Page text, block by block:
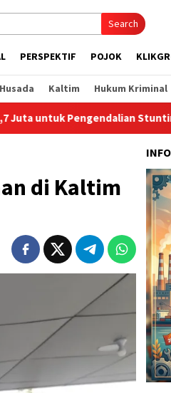
Search
PERSPEKTIF POJOK
Kaltim Hukum Kriminal
Pengendalian Stunting di Kota
di Kaltim